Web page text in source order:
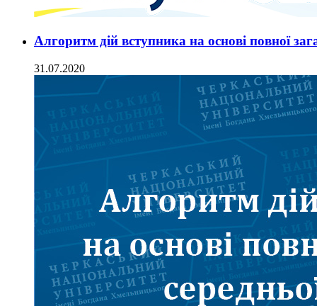
Алгоритм дій вступника на основі повної
31.07.2020